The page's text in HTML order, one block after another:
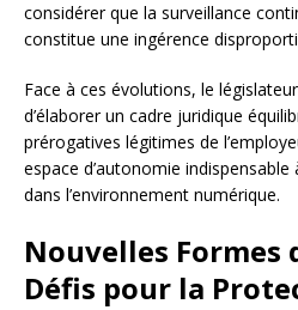
considérer que la surveillance
constitue une ingérence
Face à ces évolutions, le
d’élaborer un cadre juridique
prérogatives légitimes de
espace d’autonomie
dans l’environnement numérique.
Nouvelles Formes
Défis pour la